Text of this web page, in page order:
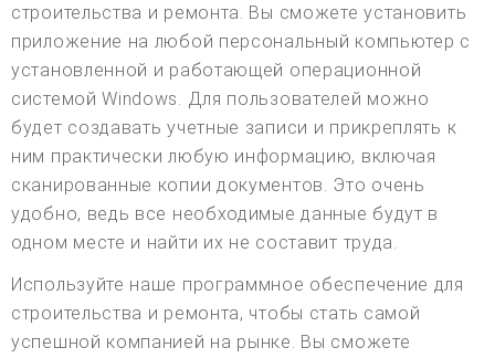
строительства и ремонта. Вы сможете установить
приложение на любой персональный компьютер с
установленной и работающей операционной
системой Windows. Для пользователей можно
будет создавать учетные записи и прикреплять к
ним практически любую информацию, включая
сканированные копии документов. Это очень
удобно, ведь все необходимые данные будут в
одном месте и найти их не составит труда.
Используйте наше программное обеспечение для
строительства и ремонта, чтобы стать самой
успешной компанией на рынке. Вы сможете